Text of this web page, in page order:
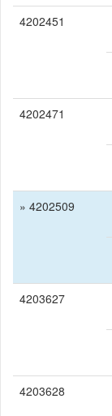
4202451
4202471
» 4202509
4203627
4203628